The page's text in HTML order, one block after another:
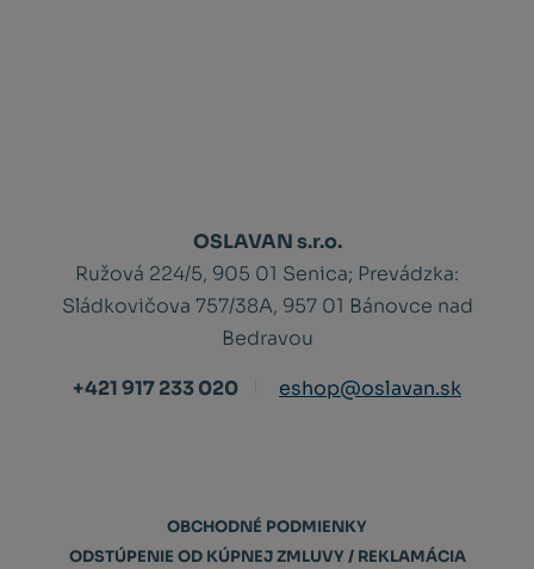
OSLAVAN s.r.o.
Ružová 224/5, 905 01 Senica; Prevádzka:
Sládkovičova 757/38A, 957 01 Bánovce nad
Bedravou
+421 917 233 020
eshop@oslavan.sk
OBCHODNÉ PODMIENKY
ODSTÚPENIE OD KÚPNEJ ZMLUVY / REKLAMÁCIA